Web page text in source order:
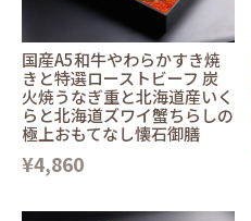
国産A5和牛やわらかすき焼
きと特選ローストビーフ 炭
火焼うなぎ重と北海道産いく
らと北海道ズワイ蟹ちらしの
極上おもてなし懐石御膳
¥4,860